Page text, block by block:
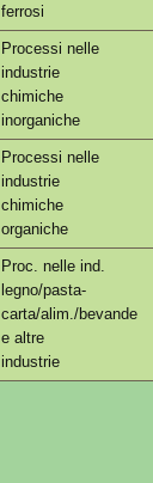
ferrosi
Processi nelle
industrie
chimiche
inorganiche
Processi nelle
industrie
chimiche
organiche
Proc. nelle ind.
legno/pasta-
carta/alim./bevande
e altre
industrie